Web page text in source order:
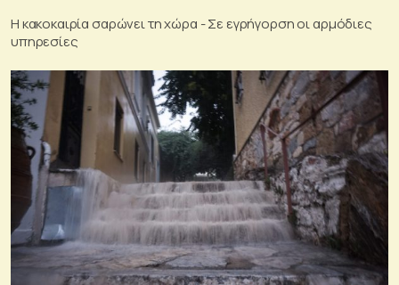
Η κακοκαιρία σαρώνει τη χώρα - Σε εγρήγορση οι αρμόδιες
υπηρεσίες